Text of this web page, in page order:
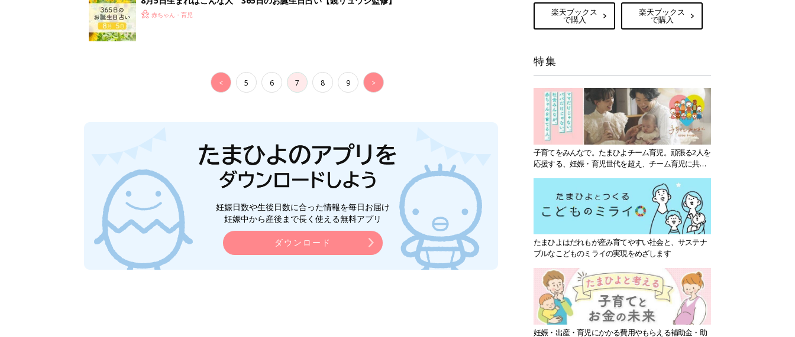
楽天ブックス
で購入
楽天ブックス
で購入
特集
子育てをみんなで。たまひよチーム育児。頑張る2人を
応援する、妊娠・育児世代を超え、チーム育児に共感
たまひよはだれもが産み育てやすい社会と、サステナ
ブルなこどものミライの実現をめざします
妊娠・出産・育児にかかる費用やもらえる補助金・助